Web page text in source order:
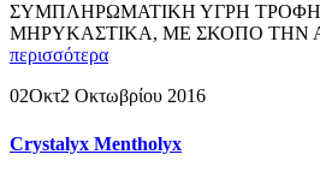
ΣΥΜΠΛΗΡΩΜΑΤΙΚΗ ΥΓΡΗ ΤΡΟΦΗ
ΜΗΡΥΚΑΣΤΙΚΑ, ΜΕ ΣΚΟΠΟ ΤΗΝ
περισσότερα
02Οκτ2 Οκτωβρίου 2016
Crystalyx Mentholyx